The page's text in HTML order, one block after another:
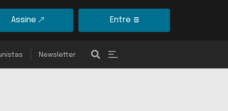
Assine Entre
Newsletter